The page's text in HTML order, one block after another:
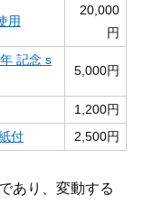
用
20,000
円
記念 s
5,000円
1,200円
付
2,500円
あり、変動する